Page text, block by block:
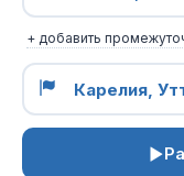
+ добавить